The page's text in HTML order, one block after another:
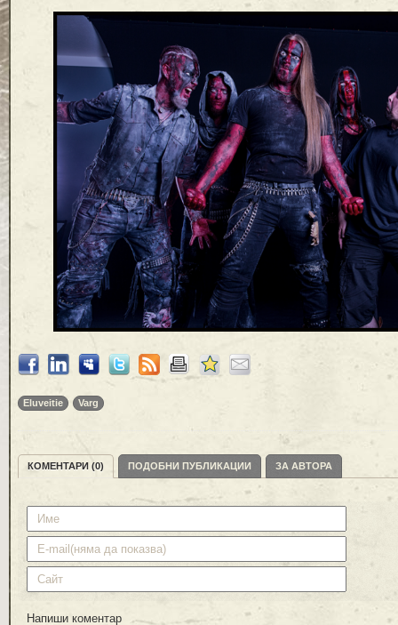
Eluveitie Varg
КОМЕНТАРИ (0) ПОДОБНИ ПУБЛИКАЦИИ ЗА АВТОРА
Напиши коментар